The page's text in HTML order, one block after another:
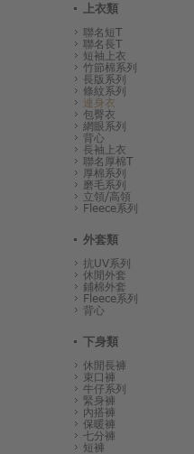
上衣類
聯名短T
聯名長T
短袖上衣
竹節棉系列
長版系列
條紋系列
連身衣
包臀衣
網眼系列
背心
長袖上衣
聯名厚棉T
厚棉系列
磨毛系列
立領/高領
Fleece系列
外套類
抗UV系列
休閒外套
鋪棉外套
Fleece系列
背心
下身類
休閒長褲
束口褲
牛仔系列
緊身褲
內搭褲
保暖褲
七分褲
短褲